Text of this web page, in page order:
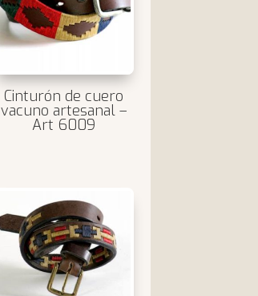
Cinturón de cuero
vacuno artesanal –
Art 6009